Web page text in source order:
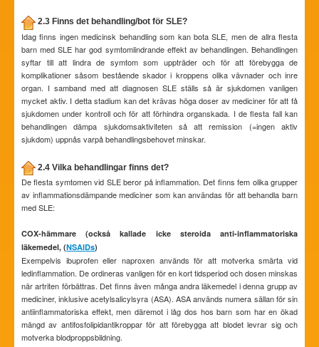
2.3 Finns det behandling/bot för SLE?
Idag finns ingen medicinsk behandling som kan bota SLE, men de allra flesta
barn med SLE har god symtomlindrande effekt av behandlingen. Behandlingen
syftar till att lindra de symtom som uppträder och för att förebygga de
komplikationer såsom bestående skador i kroppens olika vävnader och inre
organ. I samband med att diagnosen SLE ställs så är sjukdomen vanligen
mycket aktiv. I detta stadium kan det krävas höga doser av mediciner för att få
sjukdomen under kontroll och för att förhindra organskada. I de flesta fall kan
behandlingen dämpa sjukdomsaktiviteten så att remission (=ingen aktiv
sjukdom) uppnås varpå behandlingsbehovet minskar.
2.4 Vilka behandlingar finns det?
De flesta symtomen vid SLE beror på inflammation. Det finns fem olika grupper
av inflammationsdämpande mediciner som kan användas för att behandla barn
med SLE:
COX-hämmare (också kallade icke steroida anti-inflammatoriska
läkemedel, (NSAIDs)
Exempelvis ibuprofen eller naproxen används för att motverka smärta vid
ledinflammation. De ordineras vanligen för en kort tidsperiod och dosen minskas
när artriten förbättras. Det finns även många andra läkemedel i denna grupp av
mediciner, inklusive acetylsalicylsyra (ASA). ASA används numera sällan för sin
antiinflammatoriska effekt, men däremot i låg dos hos barn som har en ökad
mängd av antifosfolipidantikroppar för att förebygga att blodet levrar sig och
motverka blodproppsbildning.